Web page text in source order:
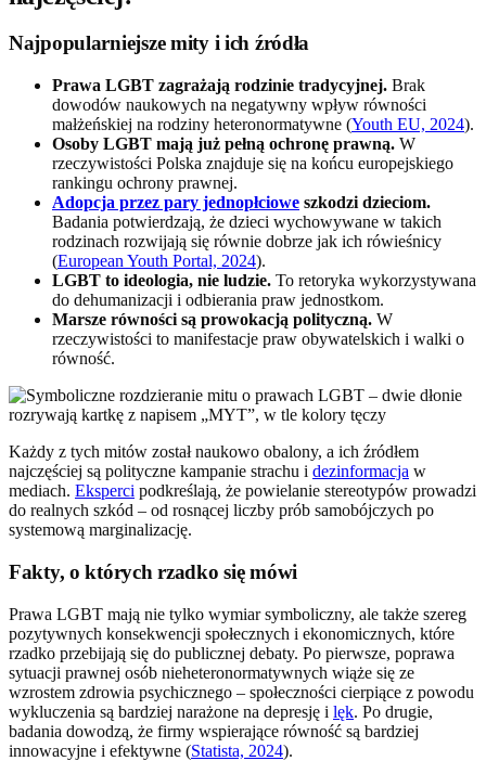
Najpopularniejsze mity i ich źródła
Prawa LGBT zagrażają rodzinie tradycyjnej. Brak
dowodów naukowych na negatywny wpływ równości
małżeńskiej na rodziny heteronormatywne (Youth EU, 2024).
Osoby LGBT mają już pełną ochronę prawną. W
rzeczywistości Polska znajduje się na końcu europejskiego
rankingu ochrony prawnej.
Adopcja przez pary jednopłciowe szkodzi dzieciom.
Badania potwierdzają, że dzieci wychowywane w takich
rodzinach rozwijają się równie dobrze jak ich rówieśnicy
(European Youth Portal, 2024).
LGBT to ideologia, nie ludzie. To retoryka wykorzystywana
do dehumanizacji i odbierania praw jednostkom.
Marsze równości są prowokacją polityczną. W
rzeczywistości to manifestacje praw obywatelskich i walki o
równość.
Każdy z tych mitów został naukowo obalony, a ich źródłem
najczęściej są polityczne kampanie strachu i dezinformacja w
mediach. Eksperci podkreślają, że powielanie stereotypów prowadzi
do realnych szkód – od rosnącej liczby prób samobójczych po
systemową marginalizację.
Fakty, o których rzadko się mówi
Prawa LGBT mają nie tylko wymiar symboliczny, ale także szereg
pozytywnych konsekwencji społecznych i ekonomicznych, które
rzadko przebijają się do publicznej debaty. Po pierwsze, poprawa
sytuacji prawnej osób nieheteronormatywnych wiąże się ze
wzrostem zdrowia psychicznego – społeczności cierpiące z powodu
wykluczenia są bardziej narażone na depresję i lęk. Po drugie,
badania dowodzą, że firmy wspierające równość są bardziej
innowacyjne i efektywne (Statista, 2024).